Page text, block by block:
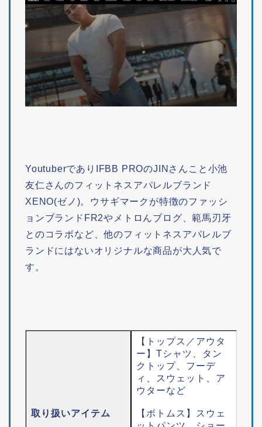
YoutuberでありIFBB PROのJINさんこと小池
友仁さんのフィットネスアパレルブランド
XENO(ゼノ)。ウサギマークが特徴のファッシ
ョンブランドFR2やメトロんブログ、範馬刃牙
とのコラボなど、他のフィットネスアパレルブ
ランドにはないオリジナルな商品が大人気で
す。
取り扱いアイテム
【トップス／アウタ
ー】Tシャツ、タン
クトップ、フーデ
ィ、スウェット、ア
ウターなど
【ボトムス】スウェ